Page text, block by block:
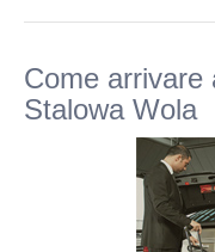
Come arrivare
Stalowa Wola